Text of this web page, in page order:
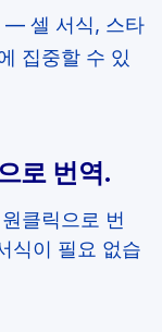
— 셀 서식, 스타
집중할 수 있
로 번역.
클릭으로 번
식이 필요 없습